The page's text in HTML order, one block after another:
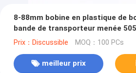
8-88mm bobine en plastique de
bande de transporteur menée
Prix：Discussible MOQ：100 PCs
meilleur prix